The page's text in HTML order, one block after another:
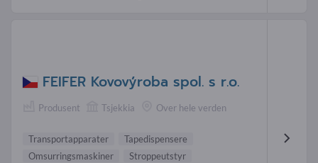
FEIFER Kovovýroba spol. s r.o.
Produsent Tsjekkia Over hele verden
Transportapparater
Tapedispensere
Omsurringsmaskiner
Stroppeutstyr